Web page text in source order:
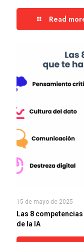
Read
15 de mayo de 2025
Las 8
de la IA